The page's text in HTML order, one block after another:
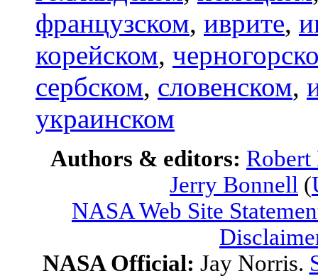
французском, иврите,
корейском,
сербском, словенском,
украинском
Authors & editors:
Jerry Bonnell (
NASA Web Site
NASA Official: Jay Norris.